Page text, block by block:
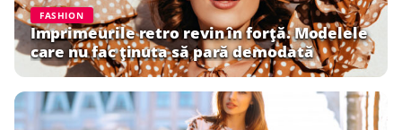
FASHION
Imprimeurile retro revin în forță. Modelele
care nu fac ținuta să pară demodată